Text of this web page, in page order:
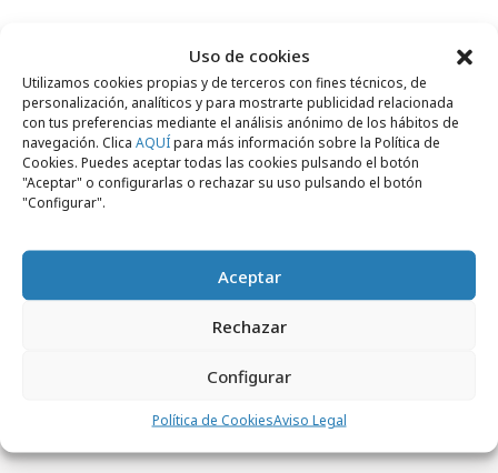
Uso de cookies
Utilizamos cookies propias y de terceros con fines técnicos, de
personalización, analíticos y para mostrarte publicidad relacionada
con tus preferencias mediante el análisis anónimo de los hábitos de
navegación. Clica AQUÍpara más información sobre la Política de
Cookies. Puedes aceptar todas las cookies pulsando el botón
"Aceptar" o configurarlas o rechazar su uso pulsando el botón
"Configurar".
Aceptar
Rechazar
Configurar
Política de CookiesAviso Legal
Greenpeace denuncia el calor en las aulas